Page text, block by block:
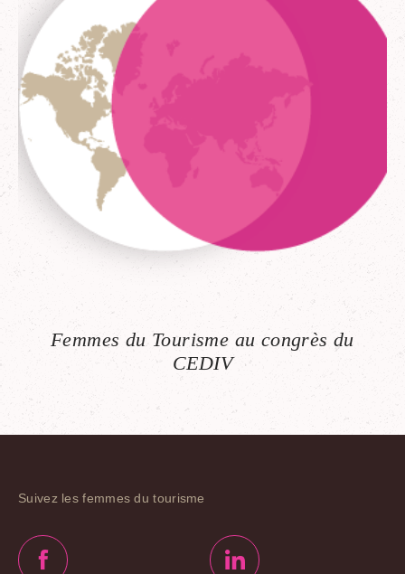
Femmes du Tourisme au congrès du
CEDIV
Suivez les femmes du tourisme